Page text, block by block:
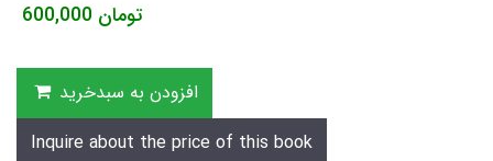
600,000 تومان
افزودن به سبدخرید
Inquire about the price of this book